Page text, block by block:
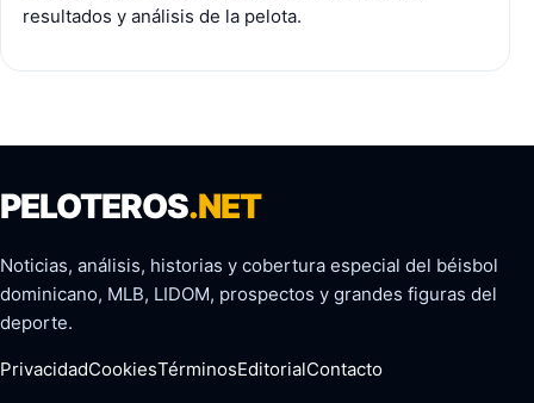
resultados y análisis de la pelota.
PELOTEROS.NET
Noticias, análisis, historias y cobertura especial del béisbol
dominicano, MLB, LIDOM, prospectos y grandes figuras del
deporte.
PrivacidadCookiesTérminosEditorialContacto